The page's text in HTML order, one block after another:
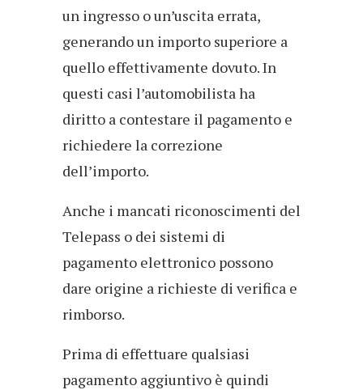
un ingresso o un’uscita errata,
generando un importo superiore a
quello effettivamente dovuto. In
questi casi l’automobilista ha
diritto a contestare il pagamento e
richiedere la correzione
dell’importo.
Anche i mancati riconoscimenti del
Telepass o dei sistemi di
pagamento elettronico possono
dare origine a richieste di verifica e
rimborso.
Prima di effettuare qualsiasi
pagamento aggiuntivo è quindi